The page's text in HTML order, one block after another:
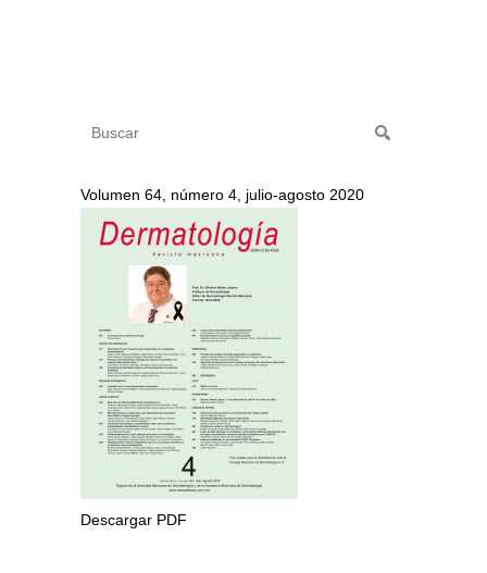
Volumen 64, número 4, julio-agosto 2020
Descargar PDF